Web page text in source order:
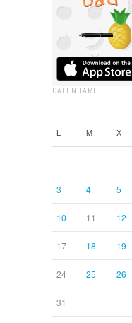
CALENDARIO
L M X
3 4 5
10 11 12
17 18 19
24 25 26
31